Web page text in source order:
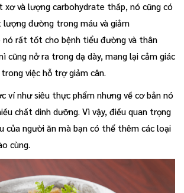
xơ và lượng carbohydrate thấp, nó cũng có
lượng đường trong máu và giảm
rất tốt cho bệnh tiểu đường và thân
cũng nở ra trong dạ dày, mang lại cảm giác
việc hỗ trợ giảm cân.
ví như siêu thực phẩm nhưng về cơ bản nó
chất dinh dưỡng. Vì vậy, điều quan trọng
của người ăn mà bạn có thể thêm các loại
cùng.